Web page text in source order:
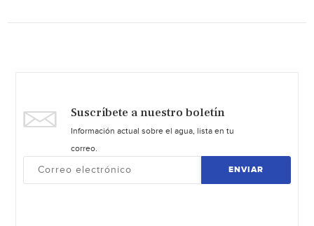
Suscríbete a nuestro boletín
Información actual sobre el agua, lista en tu
correo.
ENVIAR